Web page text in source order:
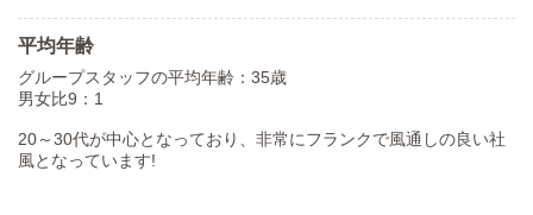
平均年齢
グループスタッフの平均年齢：35歳
男女比9：1
20～30代が中心となっており、非常にフランクで風通しの良い社
風となっています!